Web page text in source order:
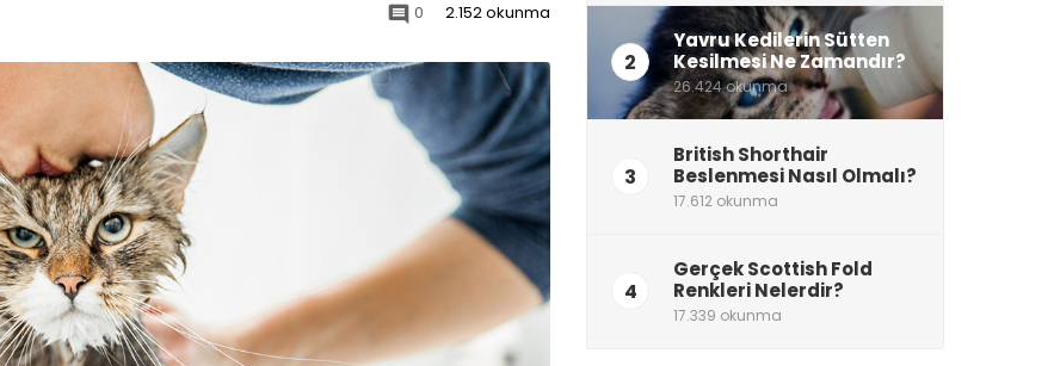
 0 2.152 okunma
2
Yavru Kedilerin Sütten
Kesilmesi Ne Zamandır?
26.424 okunma
3
British Shorthair
Beslenmesi Nasıl Olmalı?
17.612 okunma
4
Gerçek Scottish Fold
Renkleri Nelerdir?
17.339 okunma